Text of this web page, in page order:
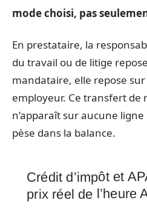
mode choisi, pas
En prestataire, la
du travail ou de litige repose
mandataire, elle repose
employeur. Ce transfert de
n’apparaît sur aucune
pèse dans la balance.
Crédit d’impôt et
prix réel de l’heure